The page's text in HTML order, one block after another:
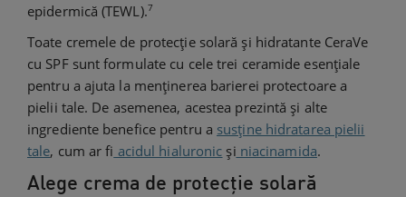
epidermică (TEWL).7
Toate cremele de protecție solară și hidratante CeraVe
cu SPF sunt formulate cu cele trei ceramide esențiale
pentru a ajuta la menținerea barierei protectoare a
pielii tale. De asemenea, acestea prezintă și alte
ingrediente benefice pentru a susține hidratarea pielii
tale, cum ar fi acidul hialuronic și niacinamida.
Alege crema de protecție solară